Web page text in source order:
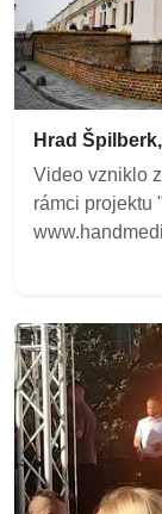
Hrad
Video vzniklo
rámci projektu